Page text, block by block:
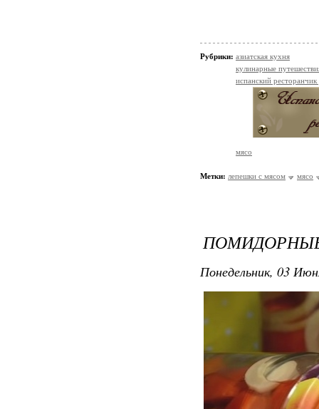
Рубрики: азиатская кухня
кулинарные
испанский
мясо
Метки: лепешки с мясом мясо
Понедельник, 03